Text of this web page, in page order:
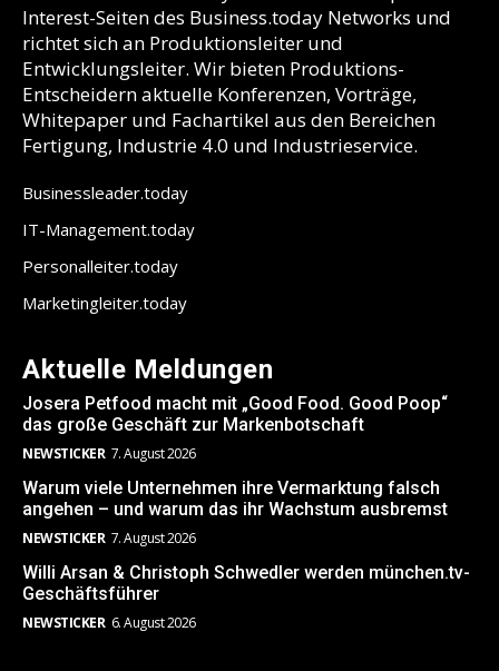
Interest-Seiten des Business.today Networks und
richtet sich an Produktionsleiter und
Entwicklungsleiter. Wir bieten Produktions-
Entscheidern aktuelle Konferenzen, Vorträge,
Whitepaper und Fachartikel aus den Bereichen
Fertigung, Industrie 4.0 und Industrieservice.
Businessleader.today
IT-Management.today
Personalleiter.today
Marketingleiter.today
Aktuelle Meldungen
Josera Petfood macht mit „Good Food. Good Poop“
das große Geschäft zur Markenbotschaft
NEWSTICKER 7. August 2026
Warum viele Unternehmen ihre Vermarktung falsch
angehen – und warum das ihr Wachstum ausbremst
NEWSTICKER 7. August 2026
Willi Arsan & Christoph Schwedler werden münchen.tv-
Geschäftsführer
NEWSTICKER 6. August 2026